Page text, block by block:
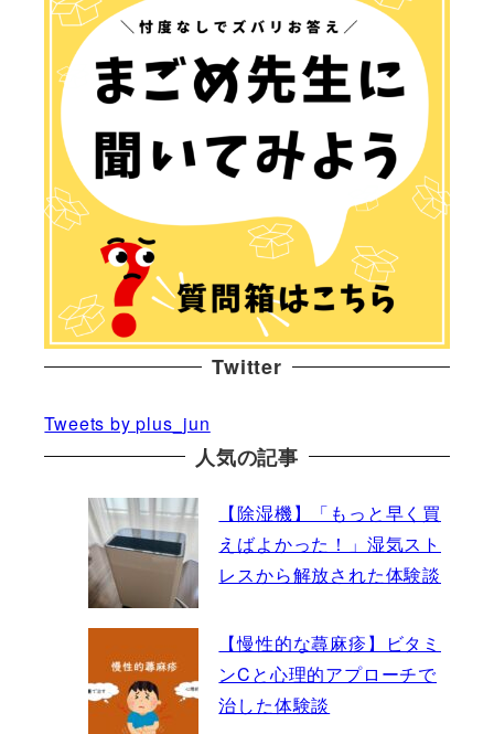
Twitter
Tweets by plus_jun
人気の記事
【除湿機】「もっと早く買
えばよかった！」湿気スト
レスから解放された体験談
【慢性的な蕁麻疹】ビタミ
ンCと心理的アプローチで
治した体験談